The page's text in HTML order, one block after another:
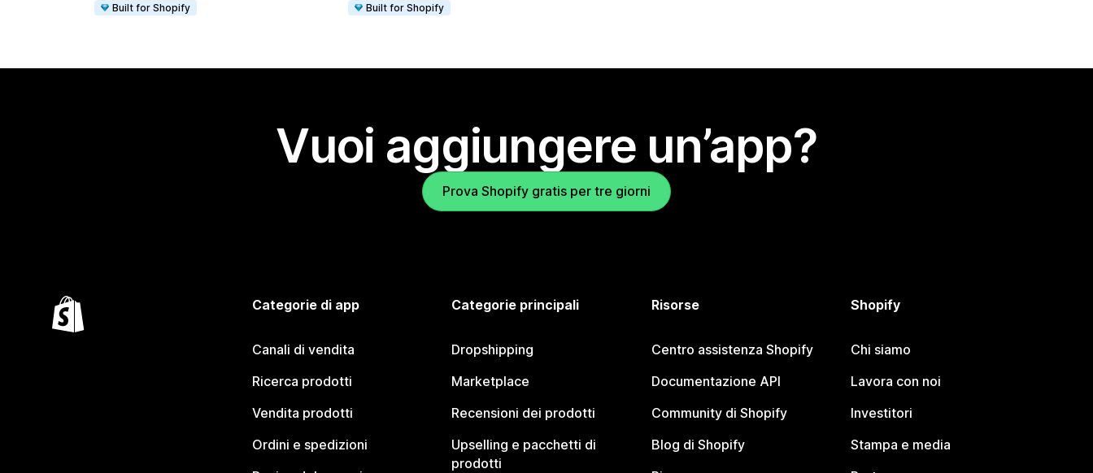
Built for Shopify
Built for Shopify
Vuoi aggiungere un’app?
Prova Shopify gratis per tre giorni
Categorie di app
Canali di vendita
Ricerca prodotti
Vendita prodotti
Ordini e spedizioni
Categorie principali
Dropshipping
Marketplace
Recensioni dei prodotti
Upselling e pacchetti di
prodotti
Risorse
Centro assistenza Shopify
Documentazione API
Community di Shopify
Blog di Shopify
Shopify
Chi siamo
Lavora con noi
Investitori
Stampa e media